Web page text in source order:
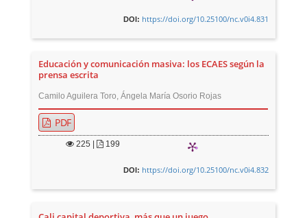
DOI: https://doi.org/10.25100/nc.v0i4.831
Educación y comunicación masiva: los ECAES según la
prensa escrita
Camilo Aguilera Toro, Ángela María Osorio Rojas
PDF
225 199
DOI: https://doi.org/10.25100/nc.v0i4.832